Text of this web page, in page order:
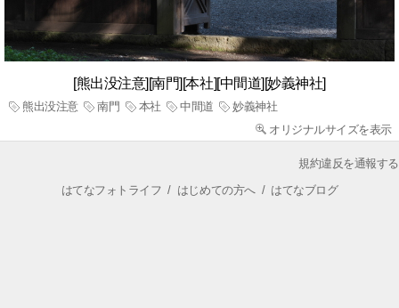
[熊出没注意][南門][本社][中間道][妙義神社]
熊出没注意 南門 本社 中間道
妙義神社
オリジナルサイズを表示
規約違反を通報する
はてなフォトライフ / はじめての方へ/ はてなブログ